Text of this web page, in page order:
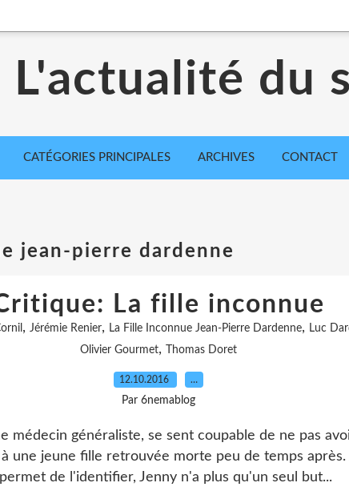
L'actualité du
CATÉGORIES PRINCIPALES ARCHIVES CONTACT
jean-pierre dardenne
La fille inconnue
, Jérémie Renier, La Fille Inconnue Jean-Pierre Dardenne, Luc
Olivier Gourmet, Thomas Doret
12.10.2016 …
Par 6nemablog
médecin généraliste, se sent coupable de ne pas
une jeune fille retrouvée morte peu de temps
de l'identifier, Jenny n'a plus qu'un seul but...